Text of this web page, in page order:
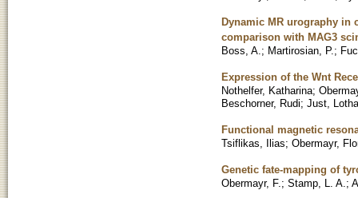
Dynamic MR urography in
comparison with MAG3
Boss, A. ; Martirosian, P. ;
Expression of the Wnt
Nothelfer, Katharina;
Beschorner, Rudi; Just,
Functional magnetic
Tsiflikas, Ilias; Obermayr,
Genetic fate-mapping of
Obermayr, F. ; Stamp, L. A. ;